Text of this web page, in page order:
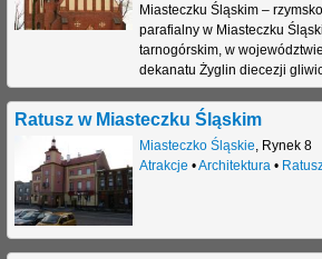
Miasteczku Śląskim –
parafialny w Miasteczku
tarnogórskim, w
dekanatu Żyglin diecezji
Ratusz w Miasteczku Śląskim
Miasteczko Śląskie, Rynek 8
Atrakcje •Architektura•